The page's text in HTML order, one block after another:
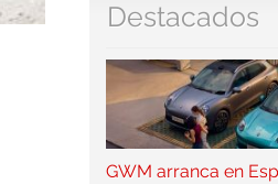
Destacados
GWM arranca en